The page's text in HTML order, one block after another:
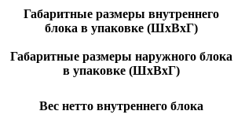
Габаритные размеры внутреннего
блока в упаковке (ШxВxГ)
Габаритные размеры наружного блока
в упаковке (ШxВxГ)
Вес нетто внутреннего блока